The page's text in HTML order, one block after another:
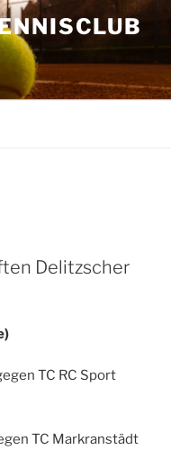
Delitzscher
TC RC Sport
TC Markranstädt